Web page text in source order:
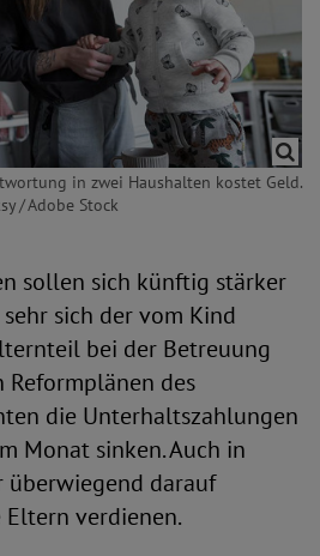
in zwei Haushalten kostet Geld.
/ Adobe Stock
sollen sich künftig stärker
sich der vom Kind
bei der Betreuung
Reformplänen des
die Unterhaltszahlungen
Monat sinken. Auch in
überwiegend darauf
Eltern verdienen.